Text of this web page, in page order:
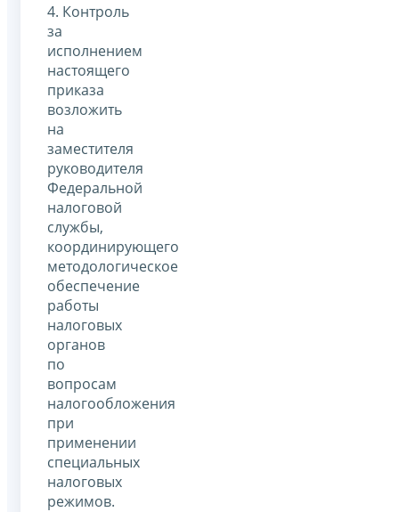
4. Контроль
за
исполнением
настоящего
приказа
возложить
на
заместителя
руководителя
Федеральной
налоговой
службы,
координирующего
методологическое
обеспечение
работы
налоговых
органов
по
вопросам
налогообложения
при
применении
специальных
налоговых
режимов.